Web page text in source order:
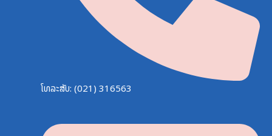
ໂທລະສັບ: (021) 316563